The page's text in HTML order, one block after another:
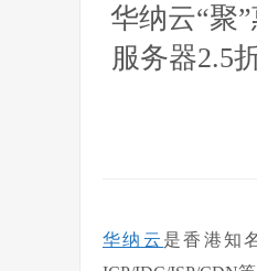
华纳云“聚
服务器2.5
华纳云 是香港知